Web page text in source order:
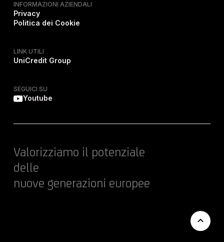
INFORMAZIONI AZIENDALI
Privacy
Politica dei Cookie
LINK UTILI
UniCredit Group
SEGUICI SU
Youtube
Valorizziamo il potenziale
delle
nuove generazioni europee